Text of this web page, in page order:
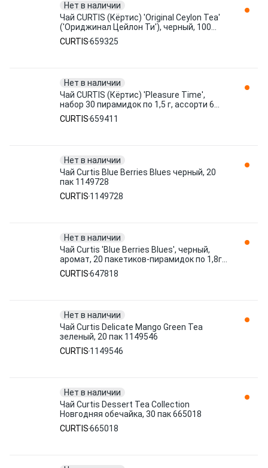
Нет в наличии
Чай CURTIS (Кёртис) 'Original Ceylon Tea'
('Ориджинал Цейлон Ти'), черный, 100
пакетиков в конвертах 659325
CURTIS659325
Нет в наличии
Чай CURTIS (Кёртис) 'Pleasure Time',
набор 30 пирамидок по 1,5 г, ассорти 6
вкусов, 100272 659411
CURTIS659411
Нет в наличии
Чай Curtis Blue Berries Blues черный, 20
пак 1149728
CURTIS 1149728
Нет в наличии
Чай Curtis 'Blue Berries Blues', черный,
аромат, 20 пакетиков-пирамидок по 1,8г
647818
CURTIS647818
Нет в наличии
Чай Curtis Delicate Mango Green Tea
зеленый, 20 пак 1149546
CURTIS 1149546
Нет в наличии
Чай Curtis Dessert Tea Collection
Новгодняя обечайка, 30 пак 665018
CURTIS665018